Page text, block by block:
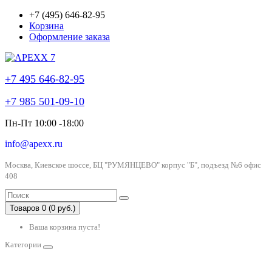
+7 (495) 646-82-95
Корзина
Оформление заказа
+7 495 646-82-95
+7 985 501-09-10
Пн-Пт 10:00 -18:00
info@apexx.ru
Москва, Киевское шоссе, БЦ "РУМЯНЦЕВО" корпус "Б", подъезд №6 офис
408
Товаров 0 (0 руб.)
Ваша корзина пуста!
Категории